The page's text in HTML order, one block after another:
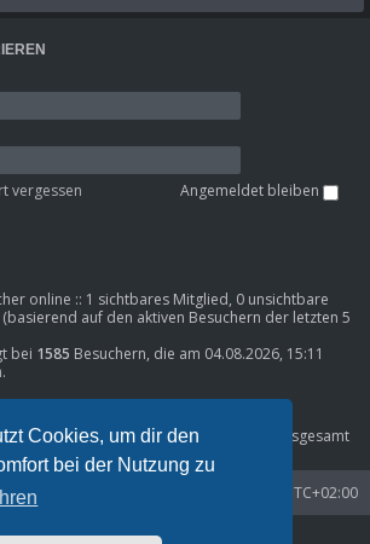
Cookies, um dir den
bei der Nutzung zu
vergessen Angemeldet bleiben
online :: 1 sichtbares Mitglied, 0 unsichtbare
auf den aktiven Besuchern der letzten 5
bei 1585 Besuchern, die am 04.08.2026, 15:11
• Themen insgesamt8633• Mitglieder insgesamt
Phil_SE
UTC+02:00
phpBB® Forum Software © phpBB Limited